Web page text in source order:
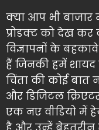
क्या आप भी
प्रोडक्ट को देख
विज्ञापनों के
हैं जिनकी हमें शायद
चिंता की कोई बात
और डिजिटल
एक नए वीडियो में